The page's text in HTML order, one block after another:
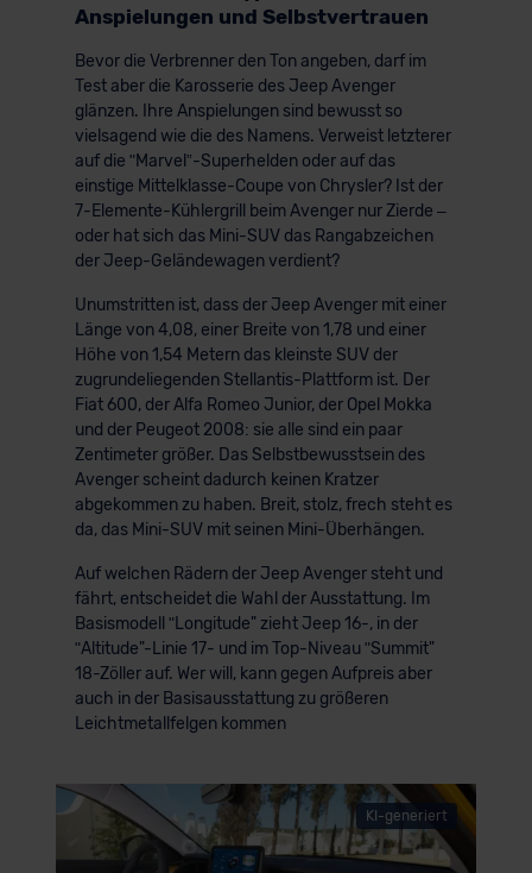
Anspielungen und Selbstvertrauen
Bevor die Verbrenner den Ton angeben, darf im
Test aber die Karosserie des Jeep Avenger
glänzen. Ihre Anspielungen sind bewusst so
vielsagend wie die des Namens. Verweist letzterer
auf die ʺMarvel”-Superhelden oder auf das
einstige Mittelklasse-Coupe von Chrysler? Ist der
7-Elemente-Kühlergrill beim Avenger nur Zierde –
oder hat sich das Mini-SUV das Rangabzeichen
der Jeep-Geländewagen verdient?
Unumstritten ist, dass der Jeep Avenger mit einer
Länge von 4,08, einer Breite von 1,78 und einer
Höhe von 1,54 Metern das kleinste SUV der
zugrundeliegenden Stellantis-Plattform ist. Der
Fiat 600, der Alfa Romeo Junior, der Opel Mokka
und der Peugeot 2008: sie alle sind ein paar
Zentimeter größer. Das Selbstbewusstsein des
Avenger scheint dadurch keinen Kratzer
abgekommen zu haben. Breit, stolz, frech steht es
da, das Mini-SUV mit seinen Mini-Überhängen.
Auf welchen Rädern der Jeep Avenger steht und
fährt, entscheidet die Wahl der Ausstattung. Im
Basismodell ʺLongitude" zieht Jeep 16-, in der
ʺAltitude"-Linie 17- und im Top-Niveau ʺSummit"
18-Zöller auf. Wer will, kann gegen Aufpreis aber
auch in der Basisausstattung zu größeren
Leichtmetallfelgen kommen
KI-generiert